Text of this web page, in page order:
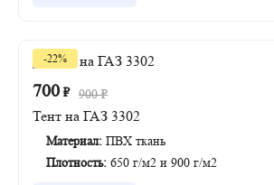
-22%
700 ₽ 900₽
Тент на ГАЗ 3302
Материал: ПВХ ткань
Плотность: 650 г/м2 и 900 г/м2